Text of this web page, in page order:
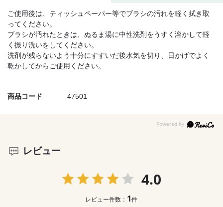
商品コード 47501
ご使用後は、ティッシュペーパー等でブラシの汚れを軽く拭き取
ってください。
ブラシが汚れたときは、ぬるま湯に中性洗剤をうすく溶かして軽
く振り洗いをしてください。
洗剤が残らないよう十分にすすいだ後水気を切り、日かげでよく
乾かしてからご使用ください。
レビュー
4.0
レビュー件数： 1件